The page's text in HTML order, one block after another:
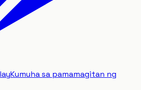
Kumuha sa pamamagitan ng